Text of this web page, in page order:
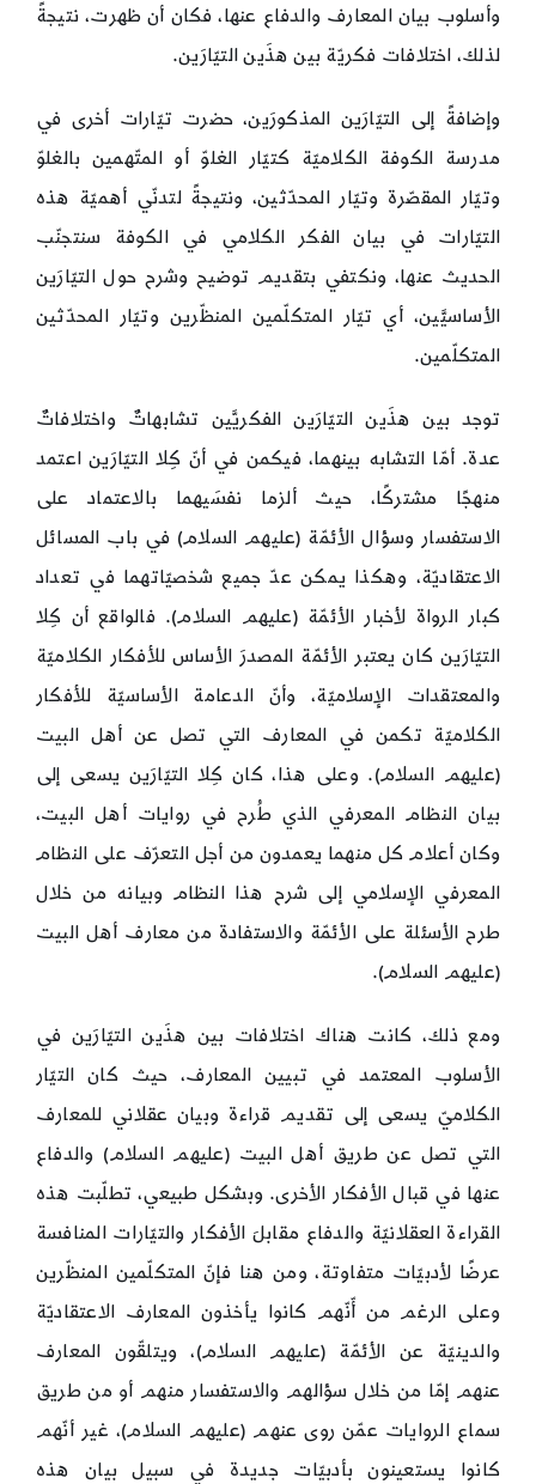
وأسلوب بيان المعارف والدفاع عنها، فكان أن ظهرت، نتيجةً
لذلك، اختلافات فكريّة بين هذَين التيّارَين.
وإضافةً إلى التيّارَين المذكورَين، حضرت تيّارات أخرى في
مدرسة الكوفة الكلاميّة كتيّار الغلوّ أو المتّهمين بالغلوّ
وتيّار المقصّرة وتيّار المحدّثين، ونتيجةً لتدنّي أهميّة هذه
التيّارات في بيان الفكر الكلامي في الكوفة سنتجنّب
الحديث عنها، ونكتفي بتقديم توضيح وشرح حول التيّارَين
الأساسيَّين، أي تيّار المتكلّمين المنظّرين وتيّار المحدّثين
المتكلّمين.
توجد بين هذَين التيّارَين الفكريَّين تشابهاتٌ واختلافاتٌ
عدة. أمّا التشابه بينهما، فيكمن في أنّ كِلا التيّارَين اعتمد
منهجًا مشتركًا، حيث ألزما نفسَيهما بالاعتماد على
الاستفسار وسؤال الأئمّة (عليهم السلام) في باب المسائل
الاعتقاديّة، وهكذا يمكن عدّ جميع شخصيّاتهما في تعداد
كبار الرواة لأخبار الأئمّة (عليهم السلام). فالواقع أن كِلا
التيّارَين كان يعتبر الأئمّة المصدرَ الأساس للأفكار الكلاميّة
والمعتقدات الإسلاميّة، وأنّ الدعامة الأساسيّة للأفكار
الكلاميّة تكمن في المعارف التي تصل عن أهل البيت
(عليهم السلام). وعلى هذا، كان كِلا التيّارَين يسعى إلى
بيان النظام المعرفي الذي طُرح في روايات أهل البيت،
وكان أعلام كل منهما يعمدون من أجل التعرّف على النظام
المعرفي الإسلامي إلى شرح هذا النظام وبيانه من خلال
طرح الأسئلة على الأئمّة والاستفادة من معارف أهل البيت
(عليهم السلام).
ومع ذلك، كانت هناك اختلافات بين هذَين التيّارَين في
الأسلوب المعتمد في تبيين المعارف، حيث كان التيّار
الكلاميّ يسعى إلى تقديم قراءة وبيان عقلاني للمعارف
التي تصل عن طريق أهل البيت (عليهم السلام) والدفاع
عنها في قبال الأفكار الأخرى. وبشكل طبيعي، تطلّبت هذه
القراءة العقلانيّة والدفاع مقابلَ الأفكار والتيّارات المنافسة
عرضًا لأدبيّات متفاوتة، ومن هنا فإنّ المتكلّمين المنظّرين
وعلى الرغم من أّنّهم كانوا يأخذون المعارف الاعتقاديّة
والدينيّة عن الأئمّة (عليهم السلام)، ويتلقّون المعارف
عنهم إمّا من خلال سؤالهم والاستفسار منهم أو من طريق
سماع الروايات عمّن روى عنهم (عليهم السلام)، غير أنّهم
كانوا يستعينون بأدبيّات جديدة في سبيل بيان هذه